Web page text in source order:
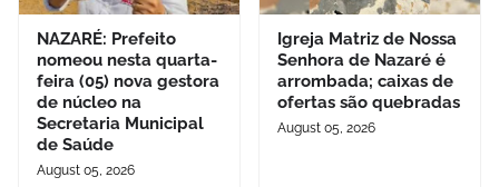
NAZARÉ: Prefeito
nomeou nesta quarta-
feira (05) nova gestora
de núcleo na
Secretaria Municipal
de Saúde
August 05, 2026
Igreja Matriz de Nossa
Senhora de Nazaré é
arrombada; caixas de
ofertas são quebradas
August 05, 2026